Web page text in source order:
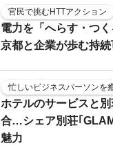
官民で挑むHTTアクション
電力を「へらす・つ
京都と企業が歩む持
忙しいビジネスパーソンを
ホテルのサービスと
合…シェア別荘｢
魅力